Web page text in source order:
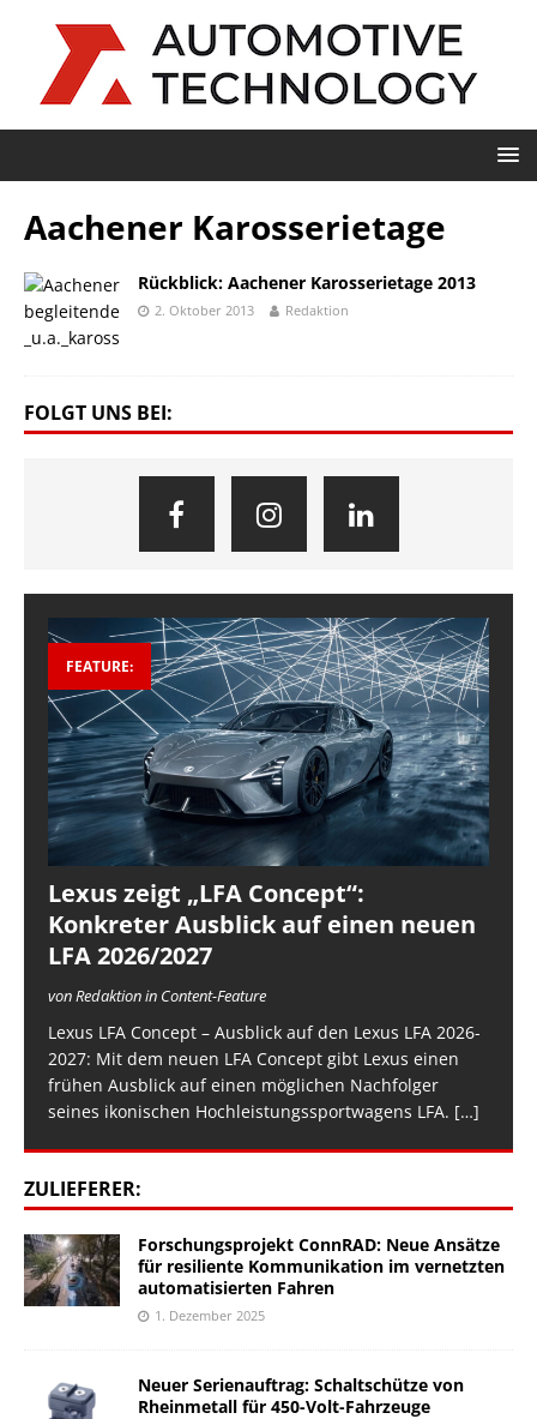
Aachener Karosserietage
Rückblick: Aachener Karosserietage 2013
2. Oktober 2013 Redaktion
FOLGT UNS BEI:
FEATURE:
Lexus zeigt „LFA Concept“:
Konkreter Ausblick auf einen neuen
LFA 2026/2027
von Redaktion in Content-Feature
Lexus LFA Concept – Ausblick auf den Lexus LFA 2026-
2027: Mit dem neuen LFA Concept gibt Lexus einen
frühen Ausblick auf einen möglichen Nachfolger
seines ikonischen Hochleistungssportwagens LFA. […]
ZULIEFERER:
Forschungsprojekt ConnRAD: Neue Ansätze
für resiliente Kommunikation im vernetzten
automatisierten Fahren
1. Dezember 2025
Neuer Serienauftrag: Schaltschütze von
Rheinmetall für 450-Volt-Fahrzeuge